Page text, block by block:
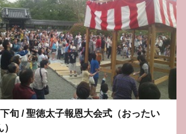
旬 / 聖徳太子報恩大会式（おったい